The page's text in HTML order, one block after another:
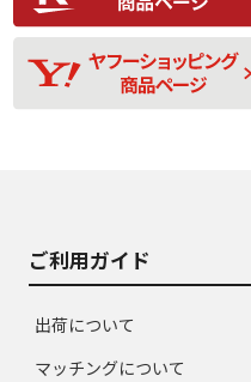
D
使用感や目立つ傷が
あり、一般的な中古
品
ご利用ガイド
出荷について
マッチングについて